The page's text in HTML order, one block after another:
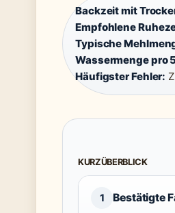
Backzeit mit
Empfohlene
Typische
Wassermenge pro
Häufigster Fehler:
KURZÜBERBLICK
1 Bestätigte